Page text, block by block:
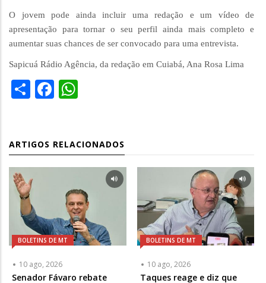
O jovem pode ainda incluir uma redação e um vídeo de
apresentação para tornar o seu perfil ainda mais completo e
aumentar suas chances de ser convocado para uma entrevista.
Sapicuá Rádio Agência, da redação em Cuiabá, Ana Rosa Lima
ShareFacebook
ARTIGOS RELACIONADOS
BOLETINS DE MT
10 ago, 2026
Senador Fávaro rebate
BOLETINS DE MT
10 ago, 2026
Taques reage e diz que